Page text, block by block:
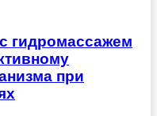
гидромассажем
при